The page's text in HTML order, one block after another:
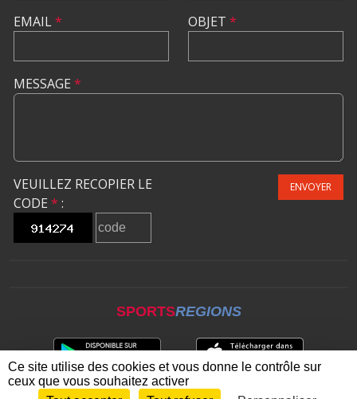
EMAIL* OBJET *
MESSAGE *
VEUILLEZ RECOPIER LE
CODE * :
ENVOYER
SPORTSREGIONS
Ce site utilise des cookies et vous donne le contrôle sur
ceux que vous souhaitez activer